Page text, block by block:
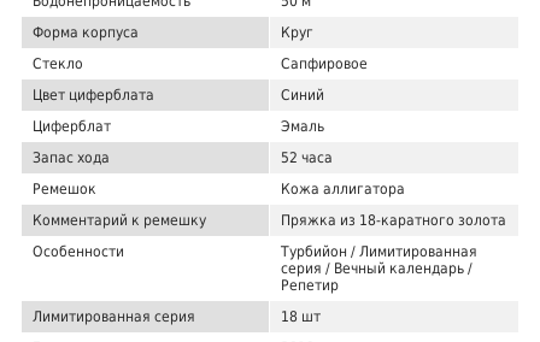
Форма корпуса
Круг
Стекло
Сапфировое
Цвет циферблата
Синий
Циферблат
Эмаль
Запас хода
52 часа
Ремешок
Кожа аллигатора
Комментарий к ремешку
Пряжка из 18-каратного золота
Особенности
Турбийон / Лимитированная
серия / Вечный календарь /
Репетир
Лимитированная серия
18 шт